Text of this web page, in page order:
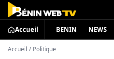
Accueil BENIN NEWS
Accueil / Politique